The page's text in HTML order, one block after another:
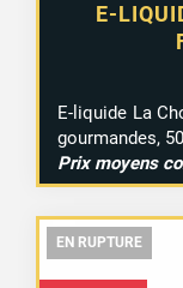
E-
E-liquide La
gourmandes,
Prix moyens
EN RUPTURE
EN RUPTURE
EN RUPTURE